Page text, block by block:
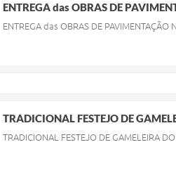
ENTREGA das OBRAS DE
ENTREGA das OBRAS DE PAVIMENTAÇÃO
TRADICIONAL FESTEJO DE
TRADICIONAL FESTEJO DE GAMELEIRA